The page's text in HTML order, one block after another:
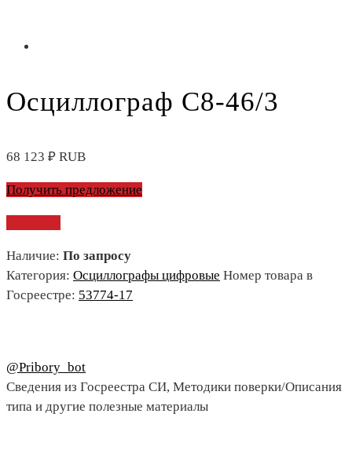
Осциллограф С8-46/3
68 123 ₽ RUB
Получить предложение
Наличие: По запросу
Категория: Осциллографы цифровые Номер товара в
Госреестре: 53774-17
@Pribory_bot
Сведения из Госреестра СИ, Методики поверки/Описания
типа и другие полезные материалы